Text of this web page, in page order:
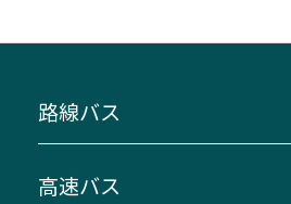
路線バス
高速バス